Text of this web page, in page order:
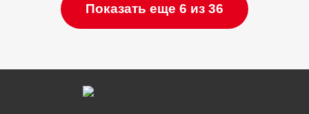
Показать еще 6 из 36